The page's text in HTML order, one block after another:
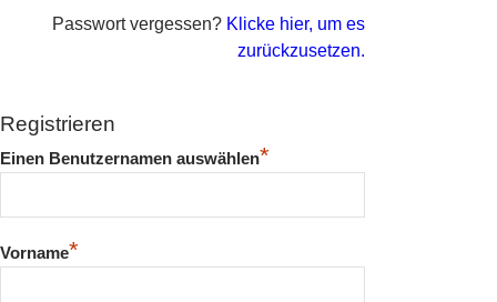
Passwort vergessen? Klicke hier, um es
zurückzusetzen.
Registrieren
Einen Benutzernamen auswählen*
Vorname*